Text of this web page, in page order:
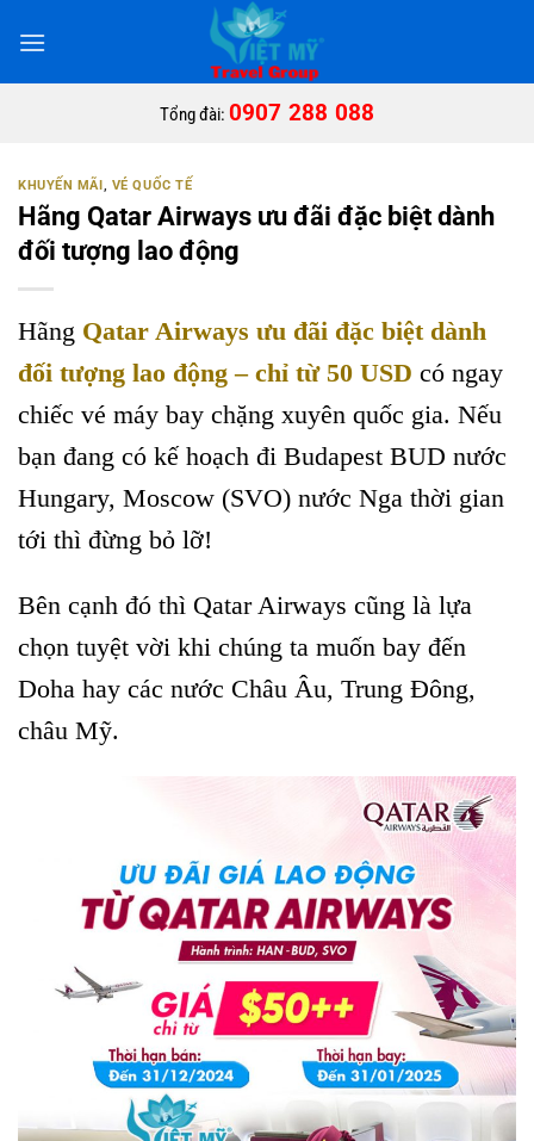
qua
Tổng đài: 0907 288 088
KHUYẾN MÃI, VÉ QUỐC TẾ
Hãng Qatar Airways ưu đãi đặc biệt dành
đối tượng lao động
Hãng Qatar Airways ưu đãi đặc biệt dành
đối tượng lao động – chỉ từ 50 USD có ngay
chiếc vé máy bay chặng xuyên quốc gia. Nếu
bạn đang có kế hoạch đi Budapest BUD nước
Hungary, Moscow (SVO) nước Nga thời gian
tới thì đừng bỏ lỡ!
Bên cạnh đó thì Qatar Airways cũng là lựa
chọn tuyệt vời khi chúng ta muốn bay đến
Doha hay các nước Châu Âu, Trung Đông,
châu Mỹ.